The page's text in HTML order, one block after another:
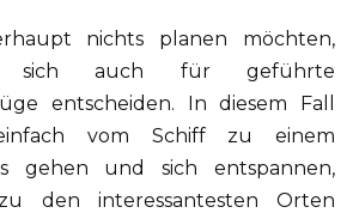
nichts planen möchten,
sich auch für geführte
entscheiden. In diesem Fall
vom Schiff zu einem
gehen und sich entspannen,
den interessantesten Orten